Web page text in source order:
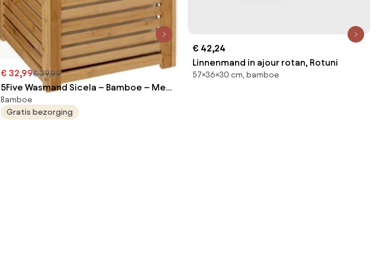
€ 32,99€ 39,99
5Five Wasmand Sicela – Bamboe – Met
Waszak – 65 Liter – Lichtbruin – Met
Deksel
Bamboe
Gratis bezorging
€ 42,24
Linnenmand in ajour rotan, Rotuni
57×36×30 cm, bamboe